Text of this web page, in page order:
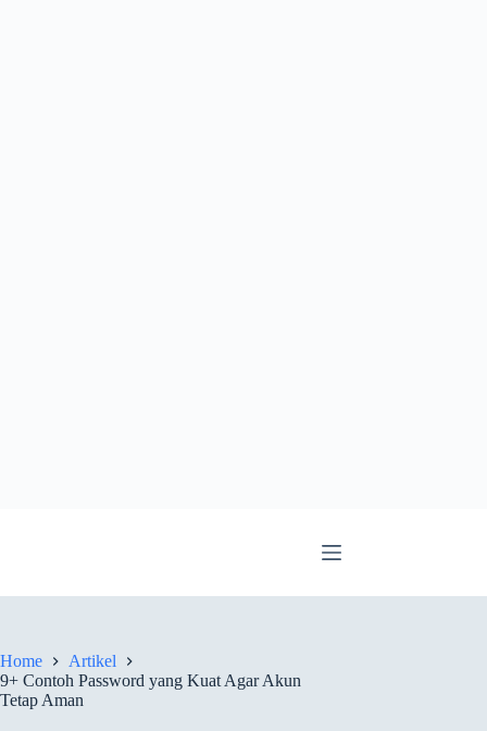
Home
Artikel
9+ Contoh Password yang Kuat Agar Akun
Tetap Aman